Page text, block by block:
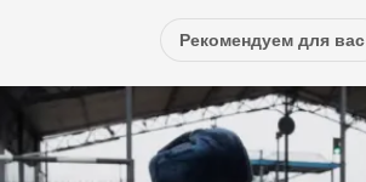
Рекомендуем для вас